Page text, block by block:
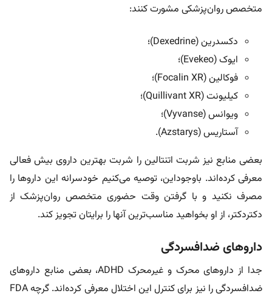
متخصص روان‌پزشکی مشورت کنند:
دکسدرین (Dexedrine)؛
ایوک (Evekeo)؛
فوکالین (Focalin XR)؛
کیلیونت (Quillivant XR)؛
ویوانس (Vyvanse)؛
آستاریس (Azstarys).
بعضی منابع نیز شربت اتنتالین را شربت بهترین داروی بیش فعالی
معرفی کرده‌اند. باوجوداین، توصیه می‌کنیم خودسرانه این داروها را
مصرف نکنید و با گرفتن وقت حضوری متخصص روان‌پزشک از
دکتردکتر، از او بخواهید مناسب‌ترین آنها را برایتان تجویز کند.
داروهای ضدافسردگی
جدا از داروهای محرک و غیرمحرک ADHD، بعضی منابع داروهای
ضدافسردگی را نیز برای کنترل این اختلال معرفی کرده‌اند. گرچه FDA